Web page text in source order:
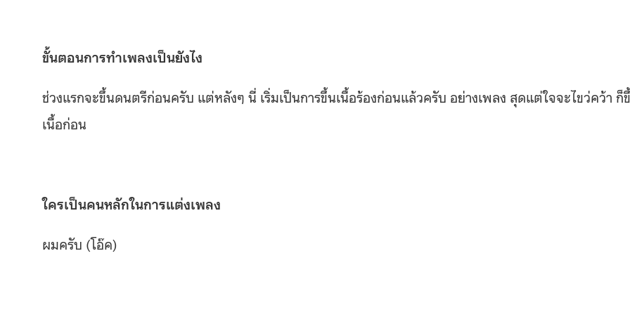
ขั้นตอนการทำเพลงเป็นยังไง
ช่วงแรกจะขึ้นดนตรีก่อนครับ แต่หลังๆ นี่ เริ่มเป็นการขึ้นเนื้อร้องก่อนแล้วครับ อย่างเพลง สุดแต่ใจจะไขว่คว้า ก็
เนื้อก่อน
ใครเป็นคนหลักในการแต่งเพลง
ผมครับ (โอ๊ค)